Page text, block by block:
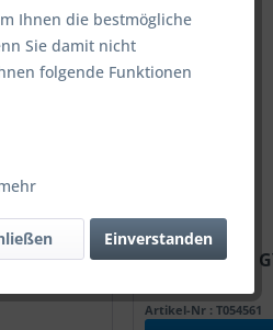
Sicherungen
Artikel-Nr : T054561
Ihnen die bestmögliche
Sie damit nicht
folgende Funktionen
Einverstanden